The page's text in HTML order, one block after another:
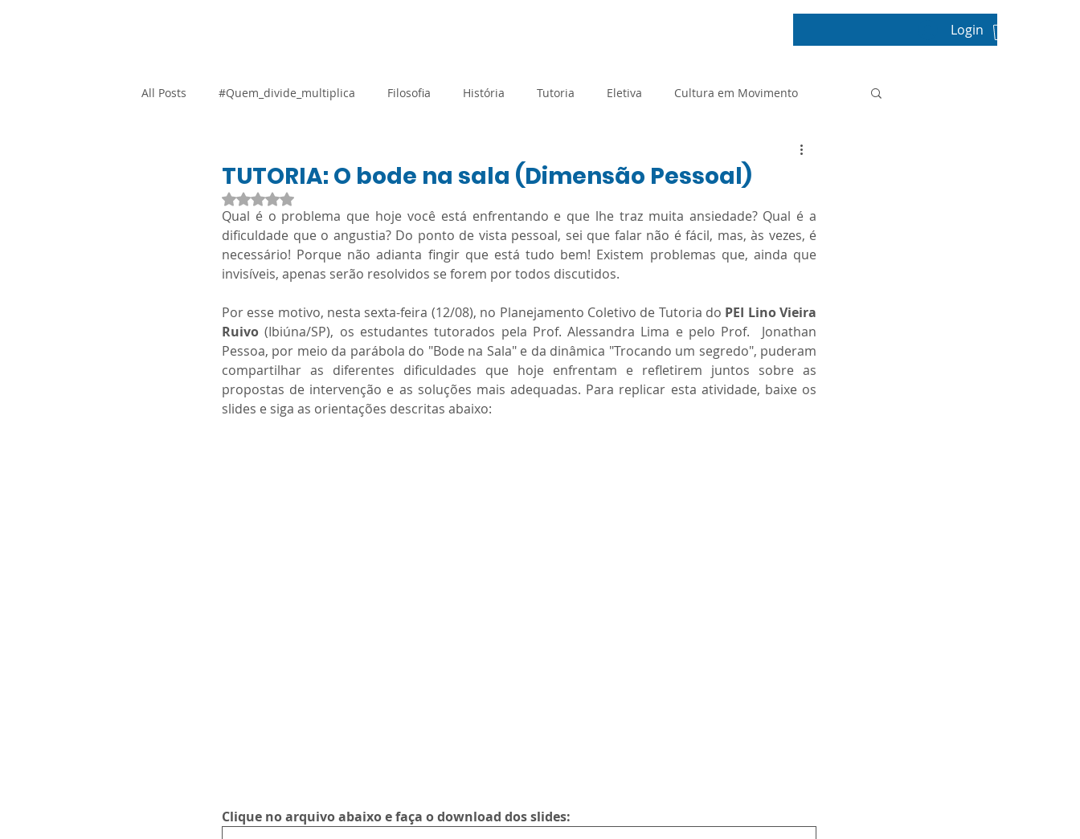
Login
All Posts #Quem_divide_multiplica Filosofia História Tutoria Eletiva Cultura em Movimento
Promocional Resoluções Geografia Metodologias Ativas Orientação de Estudos Prova Paulista
Orientação Técnica Processo Seletivo
Língua Portuguesa Ciências Matemática Sociologia SAEB Avaliação Diagnóstica
TUTORIA: O bode na sala (Dimensão Pessoal)
Avaliado com NaN de 5 estrelas.
Qual é o problema que hoje você está enfrentando e que lhe traz muita ansiedade? Qual é a
dificuldade que o angustia? Do ponto de vista pessoal, sei que falar não é fácil, mas, às vezes, é
necessário! Porque não adianta fingir que está tudo bem! Existem problemas que, ainda que
invisíveis, apenas serão resolvidos se forem por todos discutidos.
Por esse motivo, nesta sexta-feira (12/08), no Planejamento Coletivo de Tutoria do PEI Lino Vieira
Ruivo (Ibiúna/SP), os estudantes tutorados pela Prof. Alessandra Lima e pelo Prof.  Jonathan
Pessoa, por meio da parábola do "Bode na Sala" e da dinâmica "Trocando um segredo", puderam
compartilhar as diferentes dificuldades que hoje enfrentam e refletirem juntos sobre as
propostas de intervenção e as soluções mais adequadas. Para replicar esta atividade, baixe os
slides e siga as orientações descritas abaixo:
Clique no arquivo abaixo e faça o download dos slides: